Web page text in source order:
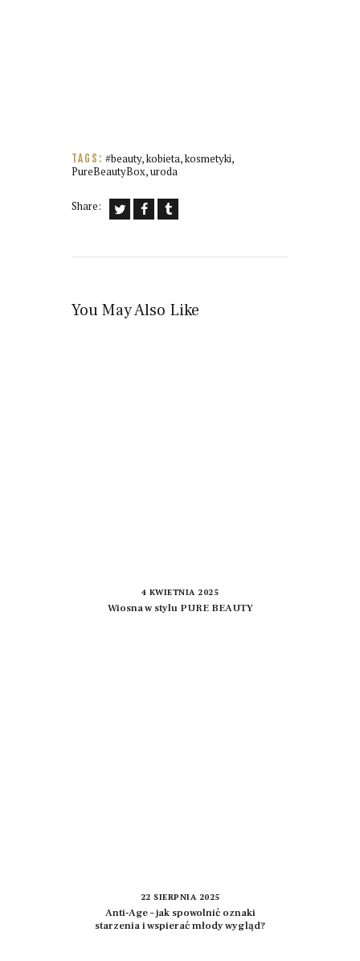
TAGS: #beauty,kobieta,kosmetyki,
PureBeautyBox,uroda
Share:
You May Also Like
4 KWIETNIA 2025
Wiosna w stylu PURE BEAUTY
22 SIERPNIA 2025
Anti‑Age – jak spowolnić oznaki
starzenia i wspierać młody wygląd?